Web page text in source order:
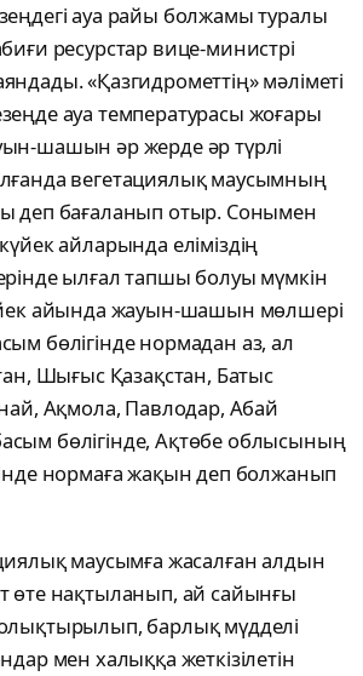
ауа райы болжамы туралы
ресурстар вице-министрі
«Қазгидрометтің» мәліметі
ауа температурасы жоғары
шашын әр жерде әр түрлі
вегетациялық маусымның
деп бағаланып отыр. Сонымен
айларында еліміздің
ылғал тапшы болуы мүмкін
айында жауын-шашын мөлшері
бөлігінде нормадан аз, ал
Шығыс Қазақстан, Батыс
Ақмола, Павлодар, Абай
бөлігінде, Ақтөбе облысының
нормаға жақын деп болжанып
маусымға жасалған алдын
өте нақтыланып, ай сайынғы
барлық мүдделі
мен халыққа жеткізілетін